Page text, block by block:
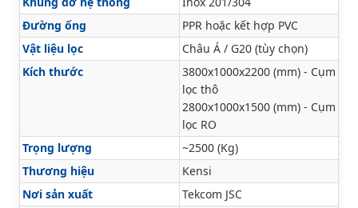
Đường ống
PPR hoặc kết hợp PVC
Vật liệu lọc
Châu Á / G20 (tùy chọn)
Kích thước
3800x1000x2200 (mm) - Cụm
lọc thô
2800x1000x1500 (mm) - Cụm
lọc RO
Trọng lượng
~2500 (Kg)
Thương hiệu
Kensi
Nơi sản xuất
Tekcom JSC